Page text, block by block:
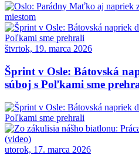
štvrtok, 19. marca 2026
Šprint v Osle: Bátovská
súboj s Poľkami sme
utorok, 17. marca 2026